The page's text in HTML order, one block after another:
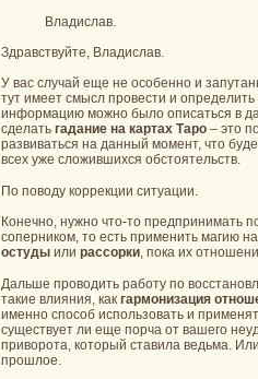
Владислав.
Здравствуйте, Владислав.
У вас случай еще не особенно и
тут имеет смысл провести и
информацию можно было описаться в
сделать гадание на картах Таро – это
развиваться на данный момент, что
всех уже сложившихся обстоятельств.
По поводу коррекции ситуации.
Конечно, нужно что-то предпринимать
соперником, то есть применить магию
остуды или рассорки, пока их
Дальше проводить работу по
такие влияния, как гармонизация
именно способ использовать и
существует ли еще порча от вашего
приворота, который ставила ведьма.
прошлое.